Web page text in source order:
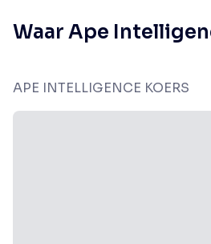
Waar Ape
APE INTELLIGENCE KOERS